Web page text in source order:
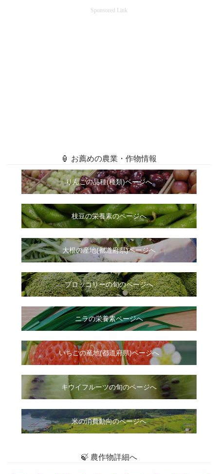
Sponsored Link
🏮 お薦めの農業・作物情報
りんごの品種(種類)ページへ
枝豆の栄養素のページへ
大根の産地(都道府県)ページへ
ブロッコリーの旬のページへ
ニラの栄養素ページへ
いちごの産地(都道府県)ページへ
キウイフルーツの旬のページへ
米の消費動向のページへ
🍃 農作物詳細へ